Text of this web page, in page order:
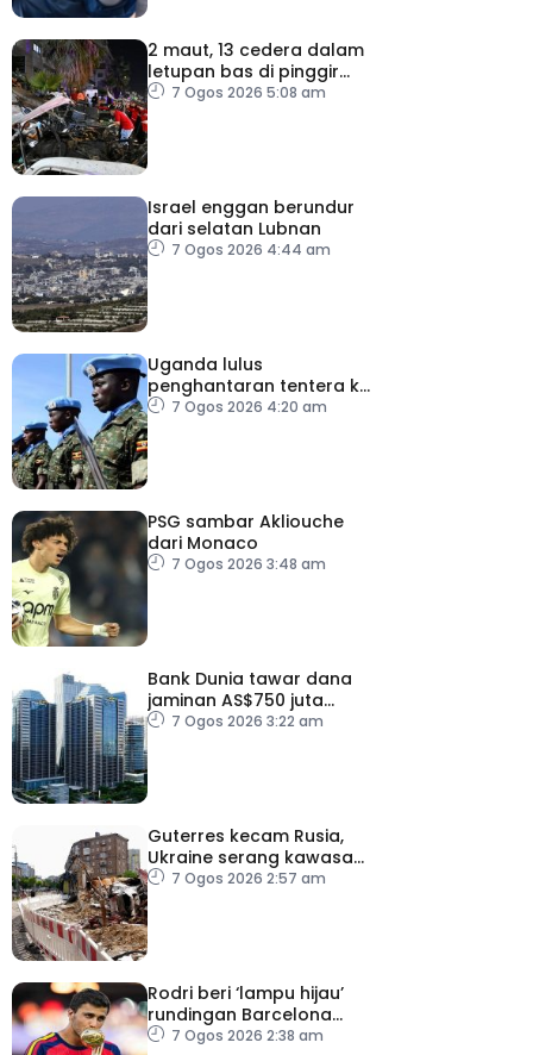
2 maut, 13 cedera dalam
letupan bas di pinggir
Damsyik
7 Ogos 2026 5:08 am
Israel enggan berundur
dari selatan Lubnan
7 Ogos 2026 4:44 am
Uganda lulus
penghantaran tentera ke
Gaza bawah pelan
7 Ogos 2026 4:20 am
PSG sambar Akliouche
dari Monaco
7 Ogos 2026 3:48 am
Bank Dunia tawar dana
jaminan AS$750 juta
kepada Indonesia bantu
7 Ogos 2026 3:22 am
Guterres kecam Rusia,
Ukraine serang kawasan
awam7 Ogos 2026 2:57 am
Rodri beri ‘lampu hijau’
rundingan Barcelona
dengan Man City
7 Ogos 2026 2:38 am